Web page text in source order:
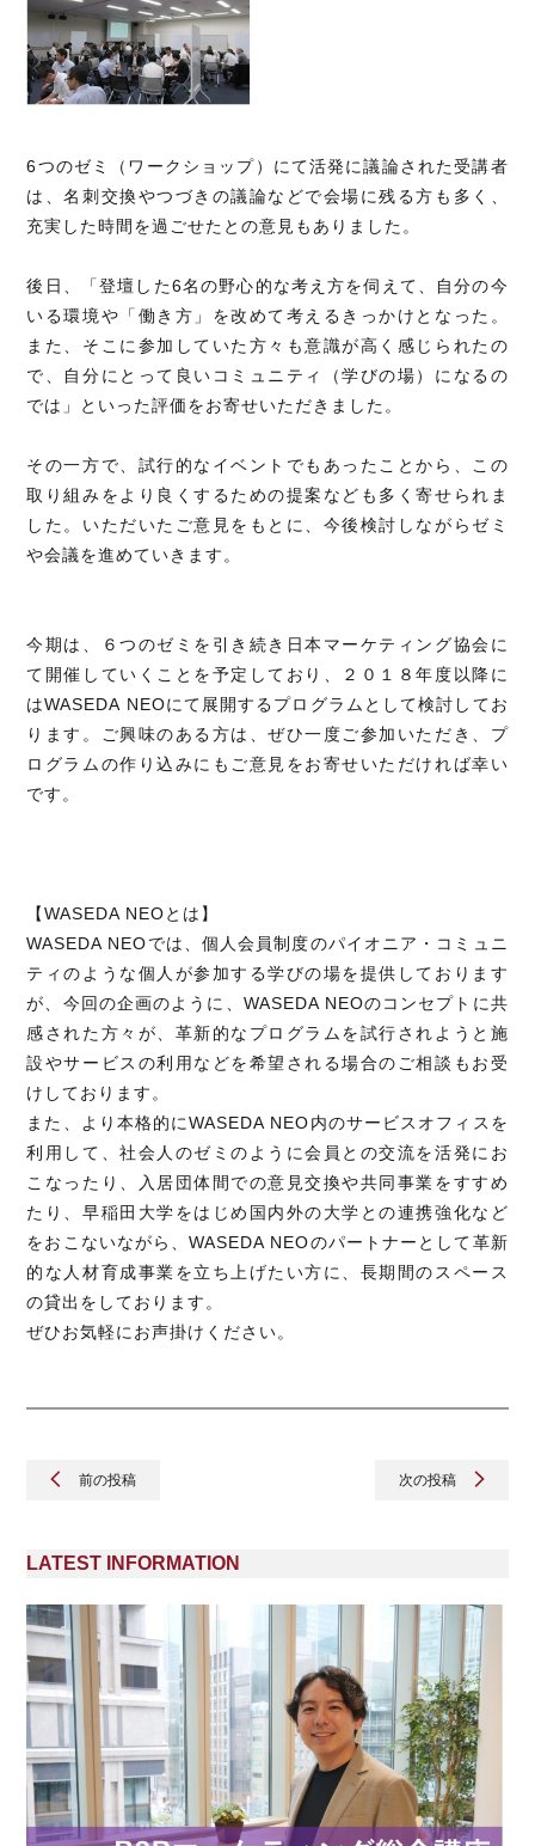
6つのゼミ（ワークショップ）にて活発に議論された受講者
は、名刺交換やつづきの議論などで会場に残る方も多く、
充実した時間を過ごせたとの意見もありました。
後日、「登壇した6名の野心的な考え方を伺えて、自分の今
いる環境や「働き方」を改めて考えるきっかけとなった。
また、そこに参加していた方々も意識が高く感じられたの
で、自分にとって良いコミュニティ（学びの場）になるの
では」といった評価をお寄せいただきました。
その一方で、試行的なイベントでもあったことから、この
取り組みをより良くするための提案なども多く寄せられま
した。いただいたご意見をもとに、今後検討しながらゼミ
や会議を進めていきます。
今期は、６つのゼミを引き続き日本マーケティング協会に
て開催していくことを予定しており、２０１８年度以降に
はWASEDA NEOにて展開するプログラムとして検討してお
ります。ご興味のある方は、ぜひ一度ご参加いただき、プ
ログラムの作り込みにもご意見をお寄せいただければ幸い
です。
【WASEDA NEOとは】
WASEDA NEOでは、個人会員制度のパイオニア・コミュニ
ティのような個人が参加する学びの場を提供しております
が、今回の企画のように、WASEDA NEOのコンセプトに共
感された方々が、革新的なプログラムを試行されようと施
設やサービスの利用などを希望される場合のご相談もお受
けしております。
また、より本格的にWASEDA NEO内のサービスオフィスを
利用して、社会人のゼミのように会員との交流を活発にお
こなったり、入居団体間での意見交換や共同事業をすすめ
たり、早稲田大学をはじめ国内外の大学との連携強化など
をおこないながら、WASEDA NEOのパートナーとして革新
的な人材育成事業を立ち上げたい方に、長期間のスペース
の貸出をしております。
ぜひお気軽にお声掛けください。
前の投稿 次の投稿
LATEST INFORMATION